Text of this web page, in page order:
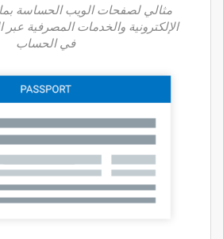
مثالي لصفحات الويب الحساسة
الإلكترونية والخدمات المصرفية عبر
في الحساب